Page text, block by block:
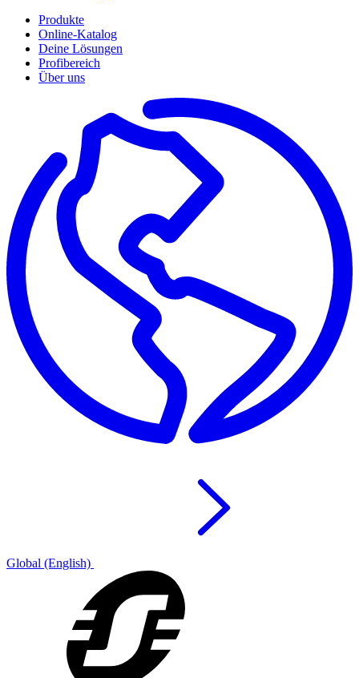
Produkte
Online-Katalog
Deine Lösungen
Profibereich
Über uns
Global (English)